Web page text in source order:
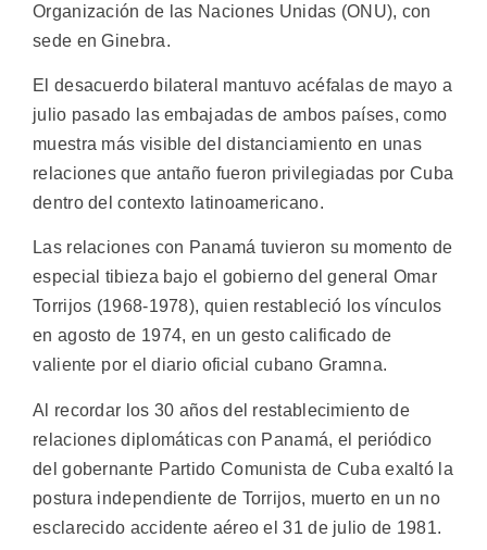
Organización de las Naciones Unidas (ONU), con
sede en Ginebra.
El desacuerdo bilateral mantuvo acéfalas de mayo a
julio pasado las embajadas de ambos países, como
muestra más visible del distanciamiento en unas
relaciones que antaño fueron privilegiadas por Cuba
dentro del contexto latinoamericano.
Las relaciones con Panamá tuvieron su momento de
especial tibieza bajo el gobierno del general Omar
Torrijos (1968-1978), quien restableció los vínculos
en agosto de 1974, en un gesto calificado de
valiente por el diario oficial cubano Gramna.
Al recordar los 30 años del restablecimiento de
relaciones diplomáticas con Panamá, el periódico
del gobernante Partido Comunista de Cuba exaltó la
postura independiente de Torrijos, muerto en un no
esclarecido accidente aéreo el 31 de julio de 1981.